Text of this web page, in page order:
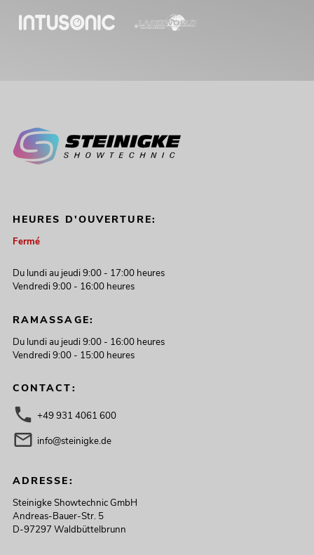
HEURES D'OUVERTURE:
Fermé
Du lundi au jeudi 9:00 - 17:00 heures
Vendredi 9:00 - 16:00 heures
RAMASSAGE:
Du lundi au jeudi 9:00 - 16:00 heures
Vendredi 9:00 - 15:00 heures
CONTACT:
+49 931 4061 600
info@steinigke.de
ADRESSE:
Steinigke Showtechnic GmbH
Andreas-Bauer-Str. 5
D-97297 Waldbüttelbrunn